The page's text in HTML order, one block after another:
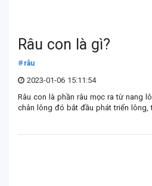
Râu con là gì?
râu
2023-01-06 15:11:54
Râu con là phần râu mọc ra từ nang
chân lông đó bắt đầu phát triển lông,